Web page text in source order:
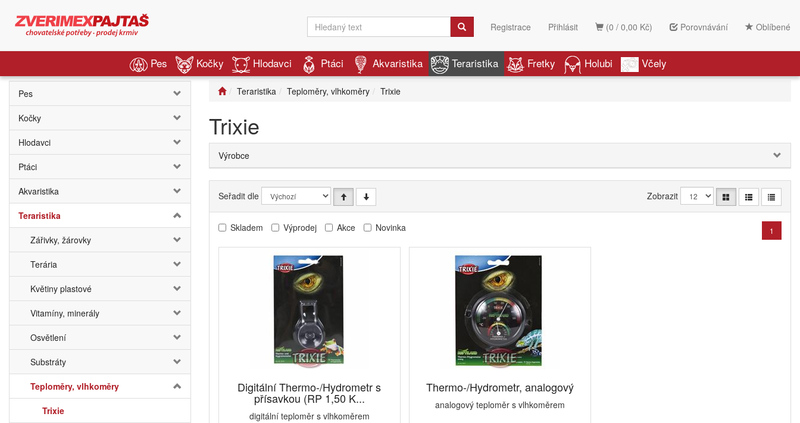
(0 / 0,00 Kč) Porovnávání Oblíbené
Registrace Přihlásit
Pes Kočky Hlodavci Ptáci Akvaristika Teraristika Fretky Holubi Včely
Pes
Kočky
Hlodavci
Ptáci
Akvaristika
Teraristika
Zářivky, žárovky
Terária
Květiny plastové
Vitamíny, minerály
Osvětlení
Substráty
Teploměry, vlhkoměry
Trixie
Teraristika Teploměry, vlhkoměry Trixie
Trixie
Výrobce
Seřadit dle Zobrazit
Skladem Výprodej Akce Novinka 1
Digitální Thermo-/Hydrometr s
přísavkou (RP 1,50 K...
digitální teploměr s vlhkoměrem
Thermo-/Hydrometr, analogový
analogový teploměr s vlhkoměrem